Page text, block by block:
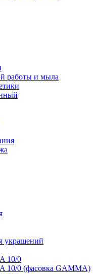
работы и мыла
украшений
10/0
10/0 (фасовка GAMMA)